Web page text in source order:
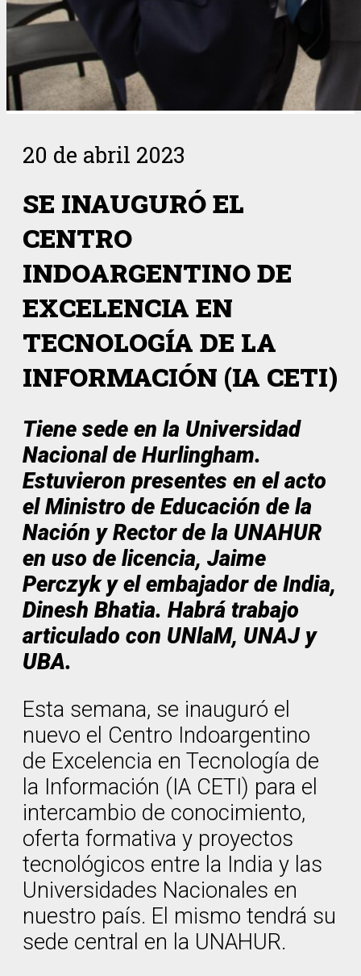
20 de abril 2023
SE INAUGURÓ EL
CENTRO
INDOARGENTINO DE
EXCELENCIA EN
TECNOLOGÍA DE LA
INFORMACIÓN (IA CETI)
Tiene sede en la Universidad
Nacional de Hurlingham.
Estuvieron presentes en el acto
el Ministro de Educación de la
Nación y Rector de la UNAHUR
en uso de licencia, Jaime
Perczyk y el embajador de India,
Dinesh Bhatia. Habrá trabajo
articulado con UNlaM, UNAJ y
UBA.
Esta semana, se inauguró el
nuevo el Centro Indoargentino
de Excelencia en Tecnología de
la Información (IA CETI) para el
intercambio de conocimiento,
oferta formativa y proyectos
tecnológicos entre la India y las
Universidades Nacionales en
nuestro país. El mismo tendrá su
sede central en la UNAHUR.